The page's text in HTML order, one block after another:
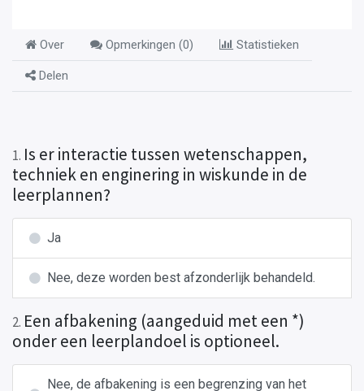
Over Opmerkingen (0) Statistieken
Delen
1. Is er interactie tussen wetenschappen,
techniek en enginering in wiskunde in de
leerplannen?
Ja
Nee, deze worden best afzonderlijk behandeld.
2. Een afbakening (aangeduid met een *)
onder een leerplandoel is optioneel.
Nee, de afbakening is een begrenzing van het